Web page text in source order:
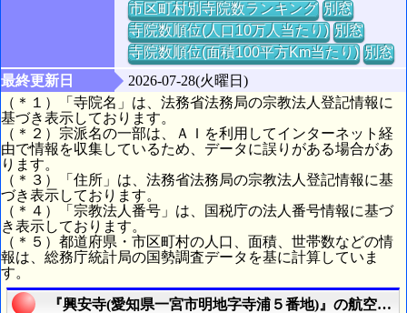
市区町村別寺院数ランキング 別窓
寺院数順位(人口10万人当たり) 別窓
寺院数順位(面積100平方Km当たり) 別窓
最終更新日
2026-07-28(火曜日)
（＊１）「寺院名」は、法務省法務局の宗教法人登記情報に
基づき表示しております。
（＊２）宗派名の一部は、ＡＩを利用してインターネット経
由で情報を収集しているため、データに誤りがある場合があ
ります。
（＊３）「住所」は、法務省法務局の宗教法人登記情報に基
づき表示しております。
（＊４）「宗教法人番号」は、国税庁の法人番号情報に基づ
き表示しております。
（＊５）都道府県・市区町村の人口、面積、世帯数などの情
報は、総務庁統計局の国勢調査データを基に計算していま
す。
『興安寺(愛知県一宮市明地字寺浦５番地)』の航空写真